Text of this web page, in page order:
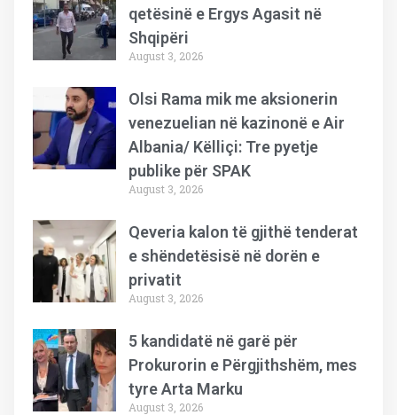
qetësinë e Ergys Agasit në
Shqipëri
August 3, 2026
Olsi Rama mik me aksionerin
venezuelian në kazinonë e Air
Albania/ Këlliçi: Tre pyetje
publike për SPAK
August 3, 2026
Qeveria kalon të gjithë tenderat
e shëndetësisë në dorën e
privatit
August 3, 2026
5 kandidatë në garë për
Prokurorin e Përgjithshëm, mes
tyre Arta Marku
August 3, 2026